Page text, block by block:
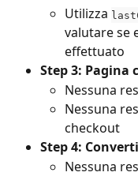
Utilizza
valutare se
effettuato
Step 3: Pagina
Nessuna
Nessuna
checkout
Step 4:
Nessuna